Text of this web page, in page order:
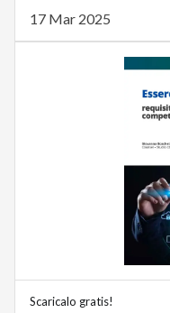
17 Mar 2025
Scaricalo gratis!